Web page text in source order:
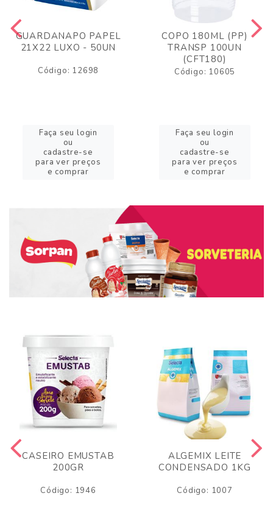
GUARDANAPO PAPEL
21X22 LUXO - 50UN
Código: 12698
Faça seu login
ou
cadastre-se
para ver preços
e comprar
COPO 180ML (PP)
TRANSP 100UN
(CFT180)
Código: 10605
Faça seu login
ou
cadastre-se
para ver preços
e comprar
CASEIRO EMUSTAB
200GR
Código: 1946
ALGEMIX LEITE
CONDENSADO 1KG
Código: 1007